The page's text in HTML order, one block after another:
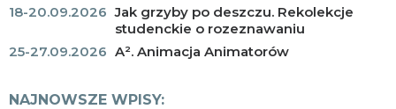
18-20.09.2026 Jak grzyby po deszczu. Rekolekcje
studenckie o rozeznawaniu
25-27.09.2026 A². Animacja Animatorów
NAJNOWSZE WPISY: